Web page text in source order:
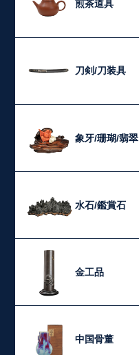
煎茶道具
刀剣/刀装具
象牙/珊瑚/翡翠
水石/鑑賞石
金工品
中国骨董